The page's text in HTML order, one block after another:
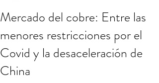
Mercado del cobre: Entre las
menores restricciones por el
Covid y la desaceleración de
China